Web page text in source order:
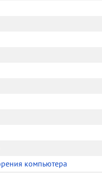
компьютера